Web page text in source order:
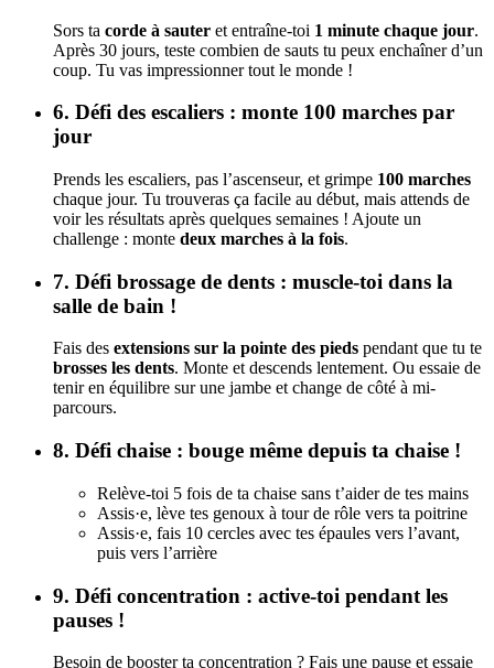
Sors ta corde à sauter et entraîne-toi 1 minute chaque jour.
Après 30 jours, teste combien de sauts tu peux enchaîner d’un
coup. Tu vas impressionner tout le monde !
6. Défi des escaliers : monte 100 marches par
jour
Prends les escaliers, pas l’ascenseur, et grimpe 100 marches
chaque jour. Tu trouveras ça facile au début, mais attends de
voir les résultats après quelques semaines ! Ajoute un
challenge : monte deux marches à la fois.
7. Défi brossage de dents : muscle-toi dans la
salle de bain !
Fais des extensions sur la pointe des pieds pendant que tu te
brosses les dents. Monte et descends lentement. Ou essaie de
tenir en équilibre sur une jambe et change de côté à mi-
parcours.
8. Défi chaise : bouge même depuis ta chaise !
Relève-toi 5 fois de ta chaise sans t’aider de tes mains
Assis·e, lève tes genoux à tour de rôle vers ta poitrine
Assis·e, fais 10 cercles avec tes épaules vers l’avant,
puis vers l’arrière
9. Défi concentration : active-toi pendant les
pauses !
Besoin de booster ta concentration ? Fais une pause et essaie